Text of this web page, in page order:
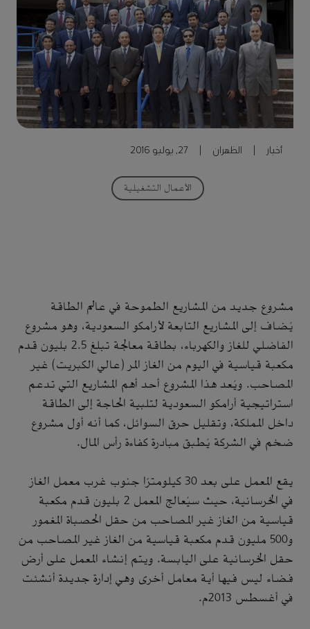
أخبار الظهران 27, يوليو 2016
الأعمال التشغيلية
مشروع جديد من المشاريع الطموحة في عالم الطاقة
يُضاف إلى المشاريع التابعة لأرامكو السعودية، وهو مشروع
الفاضلي للغاز والكهرباء، بطاقة معالجة تبلغ 2.5 بليون قدم
مكعبة قياسية في اليوم من الغاز المر (عالي الكبريت) غير
المصاحب. ويُعد هذا المشروع أحد أهم المشاريع التي تدعم
استراتيجية أرامكو السعودية لتلبية الحاجة إلى الطاقة
داخل المملكة، وتقليل حرق السوائل، كما أنه أول مشروع
ضخم في الشركة يُطبق مبادرة كفاءة رأس المال.
يقع المعمل على بعد 30 كيلومترًا جنوب غرب معمل الغاز
في الخرسانية، حيث سيُعالج المعمل 2 بليون قدم مكعبة
قياسية من الغاز غير المصاحب من حقل الحصباة المغمور
و500 مليون قدم مكعبة قياسية من الغاز غير المصاحب من
حقل الخرسانية على اليابسة. ويتم إنشاء المعمل على أرض
فضاء ليس فيها أية معامل أخرى وهي إدارة جديدة أنشئت
في أغسطس 2013م.